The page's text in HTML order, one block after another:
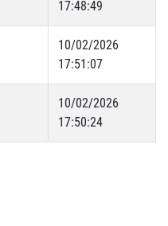
17:48:49
10/02/2026
17:51:07
10/02/2026
17:50:24